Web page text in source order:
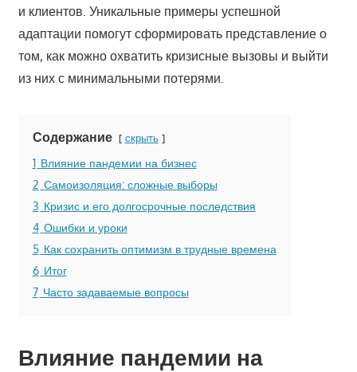
и клиентов. Уникальные примеры успешной
адаптации помогут сформировать представление о
том, как можно охватить кризисные вызовы и выйти
из них с минимальными потерями.
Содержание скрыть
1 Влияние пандемии на бизнес
2 Самоизоляция: сложные выборы
3 Кризис и его долгосрочные последствия
4 Ошибки и уроки
5 Как сохранить оптимизм в трудные времена
6 Итог
7 Часто задаваемые вопросы
Влияние пандемии на